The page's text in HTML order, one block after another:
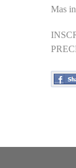
Mas